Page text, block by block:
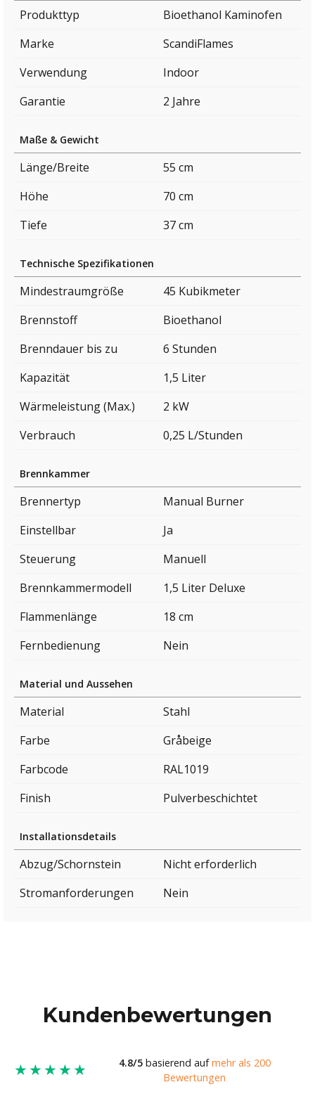
Produkttyp
Bioethanol Kaminofen
Marke
ScandiFlames
Verwendung
Indoor
Garantie
2 Jahre
Maße & Gewicht
Länge/Breite
55 cm
Höhe
70 cm
Tiefe
37 cm
Technische Spezifikationen
Mindestraumgröße
45 Kubikmeter
Brennstoff
Bioethanol
Brenndauer bis zu
6 Stunden
Kapazität
1,5 Liter
Wärmeleistung (Max.)
2 kW
Verbrauch
0,25 L/Stunden
Brennkammer
Brennertyp
Manual Burner
Einstellbar
Ja
Steuerung
Manuell
Brennkammermodell
1,5 Liter Deluxe
Flammenlänge
18 cm
Fernbedienung
Nein
Material und Aussehen
Material
Stahl
Farbe
Gråbeige
Farbcode
RAL1019
Finish
Pulverbeschichtet
Installationsdetails
Abzug/Schornstein
Nicht erforderlich
Stromanforderungen
Nein
Kundenbewertungen
★★★★★ 4.8/5basierend aufmehr als 200
Bewertungen